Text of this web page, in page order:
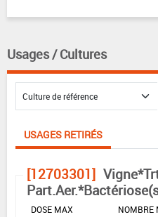
Usages / Cultures
USAGES RETIRÉS
[12703301]
DOSE MAX
NOMBRE